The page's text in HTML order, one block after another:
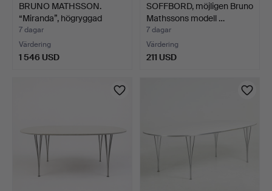
BRUNO MATHSSON.
“Miranda”, högryggad
fåtöl…
7 dagar
Värdering
1 546 USD
SOFFBORD, möjligen Bruno
Mathssons modell …
7 dagar
Värdering
211 USD